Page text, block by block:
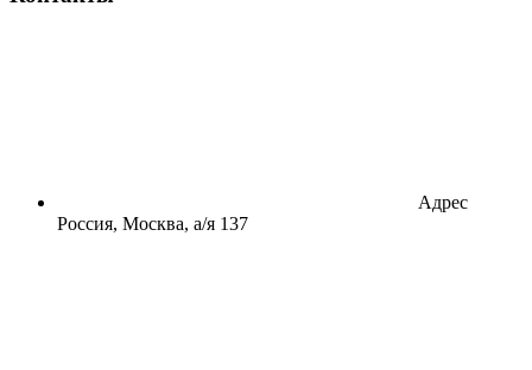
Адрес
Россия, Москва, а/я 137